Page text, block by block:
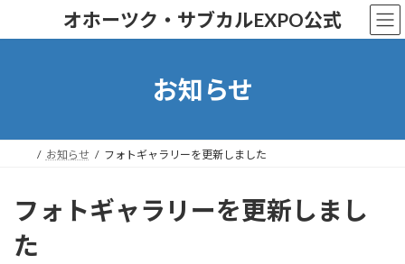
オホーツク・サブカルEXPO公式
お知らせ
お知らせ フォトギャラリーを更新しました
フォトギャラリーを更新しまし
た